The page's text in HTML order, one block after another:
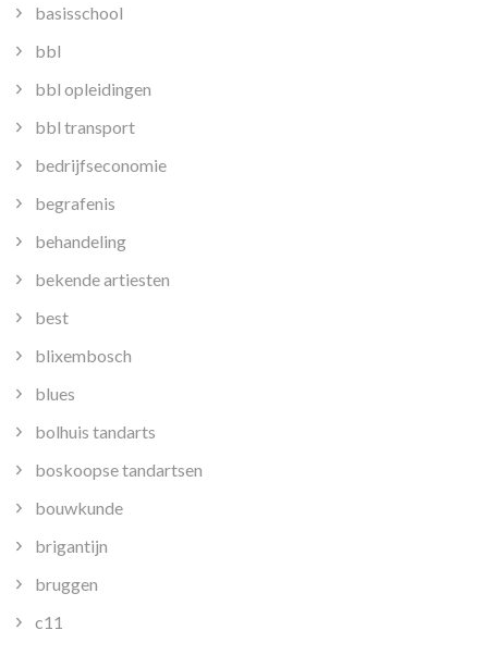
basisschool
bbl
bbl opleidingen
bbl transport
bedrijfseconomie
begrafenis
behandeling
bekende artiesten
best
blixembosch
blues
bolhuis tandarts
boskoopse tandartsen
bouwkunde
brigantijn
bruggen
c11